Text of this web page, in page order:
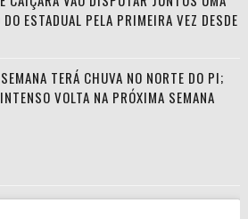
DO ESTADUAL PELA PRIMEIRA VEZ DESDE
TERÁ CHUVA NO NORTE DO PI;
VOLTA NA PRÓXIMA SEMANA